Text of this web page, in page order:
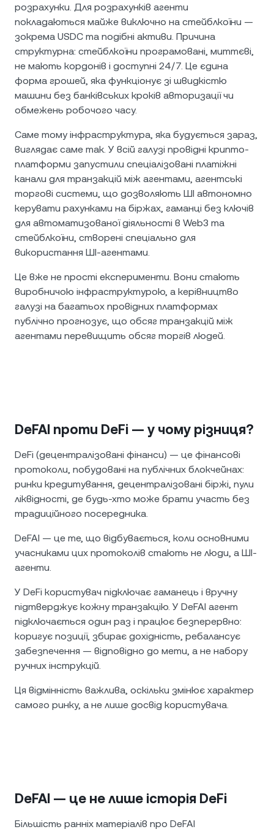
розрахунки. Для розрахунків агенти
покладаються майже виключно на стейблкоїни —
зокрема USDC та подібні активи. Причина
структурна: стейблкоїни програмовані, миттєві,
не мають кордонів і доступні 24/7. Це єдина
форма грошей, яка функціонує зі швидкістю
машини без банківських кроків авторизації чи
обмежень робочого часу.
Саме тому інфраструктура, яка будується зараз,
виглядає саме так. У всій галузі провідні крипто-
платформи запустили спеціалізовані платіжні
канали для транзакцій між агентами, агентські
торгові системи, що дозволяють ШІ автономно
керувати рахунками на біржах, гаманці без ключів
для автоматизованої діяльності в Web3 та
стейблкоїни, створені спеціально для
використання ШІ-агентами.
Це вже не прості експерименти. Вони стають
виробничою інфраструктурою, а керівництво
галузі на багатьох провідних платформах
публічно прогнозує, що обсяг транзакцій між
агентами перевищить обсяг торгів людей.
DeFAI проти DeFi — у чому різниця?
DeFi (децентралізовані фінанси) — це фінансові
протоколи, побудовані на публічних блокчейнах:
ринки кредитування, децентралізовані біржі, пули
ліквідності, де будь-хто може брати участь без
традиційного посередника.
DeFAI — це те, що відбувається, коли основними
учасниками цих протоколів стають не люди, а ШІ-
агенти.
У DeFi користувач підключає гаманець і вручну
підтверджує кожну транзакцію. У DeFAI агент
підключається один раз і працює безперервно:
коригує позиції, збирає дохідність, ребалансує
забезпечення — відповідно до мети, а не набору
ручних інструкцій.
Ця відмінність важлива, оскільки змінює характер
самого ринку, а не лише досвід користувача.
DeFAI — це не лише історія DeFi
Більшість ранніх матеріалів про DeFAI